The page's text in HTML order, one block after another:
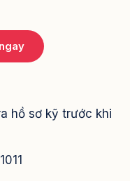
hồ sơ kỹ trước khi